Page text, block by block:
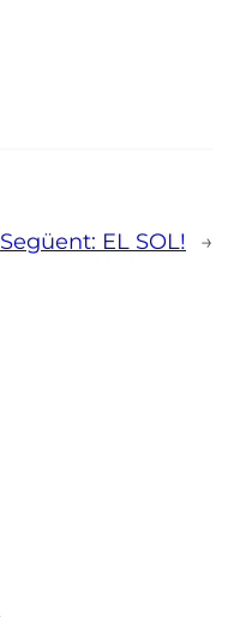
Següent: EL SOL! →